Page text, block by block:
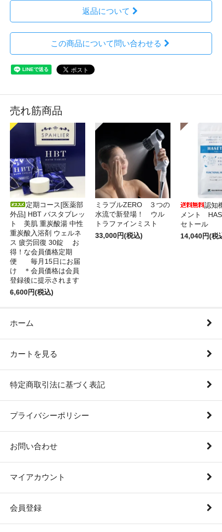
返品について
この商品について問い合わせる
売れ筋商品
定期コース[医薬部
外品] HBT バスタブレッ
ト 美肌 重炭酸湯 中性
重炭酸入浴剤 ウェルネ
ス 疲労回復 30錠 お
得！な会員価格定期
便 毎月15日にお届
け ＊会員価格は会員
登録後に提示されます
6,600円(税込)
ミラブルZERO ３つの
水流で新登場！ ウル
トラファインミスト
33,000円(税込)
認知
メント
セトール
14,040円(税
ホーム
カートを見る
特定商取引法に基づく表記
プライバシーポリシー
お問い合わせ
マイアカウント
会員登録